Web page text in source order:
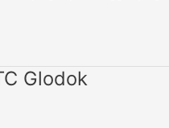
Glodok